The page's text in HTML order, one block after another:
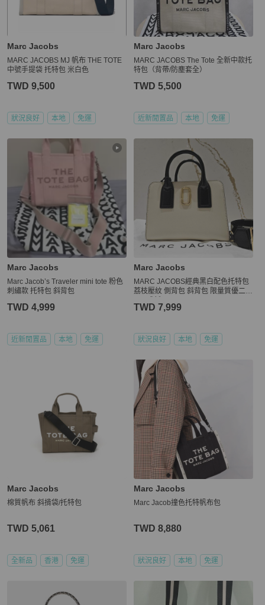
Marc Jacobs
MARC JACOBS MJ 帆布 THE TOTE
中號手提袋 托特包 米白色
TWD 9,500
狀況良好 本地 免運
Marc Jacobs
MARC JACOBS The Tote 全新中款托
特包（背帶/防塵套全）
TWD 5,500
近新閒置品 本地 免運
Marc Jacobs
Marc Jacob’s Traveler mini tote 粉色
刺繡款 托特包 斜背包
TWD 4,999
近新閒置品 本地 免運
Marc Jacobs
MARC JACOBS經典黑白配色托特包
荔枝壓紋 側背包 斜背包 限量質優二手
TWD 7,999
狀況良好 本地 免運
Marc Jacobs
棉質帆布 斜揹袋/托特包
TWD 5,061
全新品 香港 免運
Marc Jacobs
Marc Jacob撞色托特帆布包
TWD 8,880
狀況良好 本地 免運